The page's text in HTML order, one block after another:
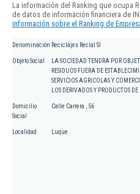
La información del Ranking que ocupa
de datos de información financiera de
información sobre el Ranking de
Denominación Reciclajes Recial Sl
Objeto Social
LA SOCIEDAD TENDRA POR
RESIDUOS FUERA DE
SERVICIOS AGRICOLAS Y
LOS DERIVADOS Y PRODUCTOS DE
Domicilio
Social
Calle Carrera , 56
Localidad Luque